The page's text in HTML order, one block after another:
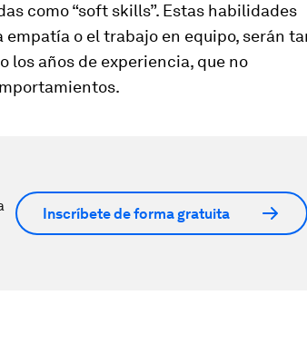
como “soft skills”. Estas habilidades
o el trabajo en equipo, serán
los años de experiencia, que no
Inscríbete de forma gratuita